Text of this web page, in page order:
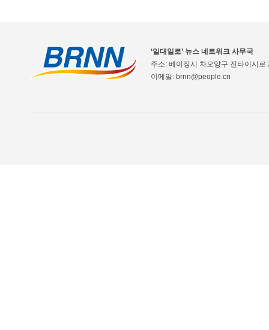
‘일대일로’ 뉴스 네트워크 사무국
주소: 베이징시 차오양구 진타이시
이메일: brnn@people.cn